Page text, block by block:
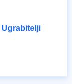
Ugrabitelji